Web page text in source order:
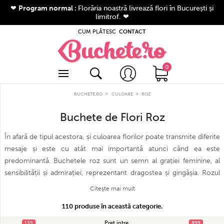
CUM PLĂTESC CONTACT
preţ
Cum comanzi?
Cum plătești?
despre livrare
Întrebări frecvente
0
❤ Program normal : Florăria noastră livrează flori în București și
limitrof. ❤
BUCHETE.RO > CULOARE > ROZ
Buchete de Flori Roz
În afară de tipul acestora, și culoarea florilor poate transmite diferite
mesaje și este cu atât mai importantă atunci când ea este
predominantă. Buchetele roz sunt un semn al grației feminine, al
sensibilității și admirației, reprezentant dragostea și gingășia. Rozul
reprezintă o fire atentă și grijulie, politicoasă, dar și spontaneitatea
toate tipurile de relații: familiale, profesionale sau amicale. Oferă un
buchet de flori roz pentru a exprima aprecierea și recunoștința,
Citește mai mult
110 produse în această categorie.